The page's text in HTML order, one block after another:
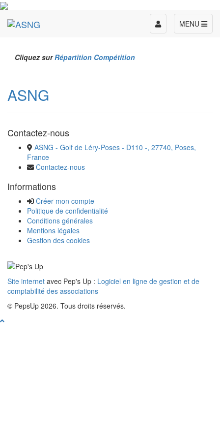
MENU
Toggle
navigation
Cliquez surRépartition Compétition
ASNG
Contactez-nous
ASNG - Golf de Léry-Poses - D110 -, 27740, Poses,
France
Contactez-nous
Informations
Créer mon compte
Politique de confidentialité
Conditions générales
Mentions légales
Gestion des cookies
Site internet avec Pep's Up : Logiciel en ligne de gestion et de
comptabilité des associations
© PepsUp 2026. Tous droits réservés.